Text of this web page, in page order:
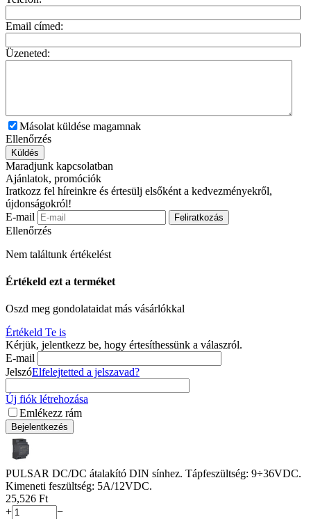
Email címed:
Üzeneted:
Másolat küldése magamnak
Ellenőrzés
Küldés
Maradjunk kapcsolatban
Ajánlatok, promóciók
Iratkozz fel híreinkre és értesülj elsőként a kedvezményekről,
újdonságokról!
E-mail
Feliratkozás
Ellenőrzés
Nem találtunk értékelést
Értékeld ezt a terméket
Oszd meg gondolataidat más vásárlókkal
Értékeld Te is
Kérjük, jelentkezz be, hogy értesíthessünk a válaszról.
E-mail
JelszóElfelejtetted a jelszavad?
Új fiók létrehozása
Emlékezz rám
Bejelentkezés
PULSAR DC/DC átalakító DIN sínhez. Tápfeszültség: 9÷36VDC.
Kimeneti feszültség: 5A/12VDC.
25,526 Ft
+
−